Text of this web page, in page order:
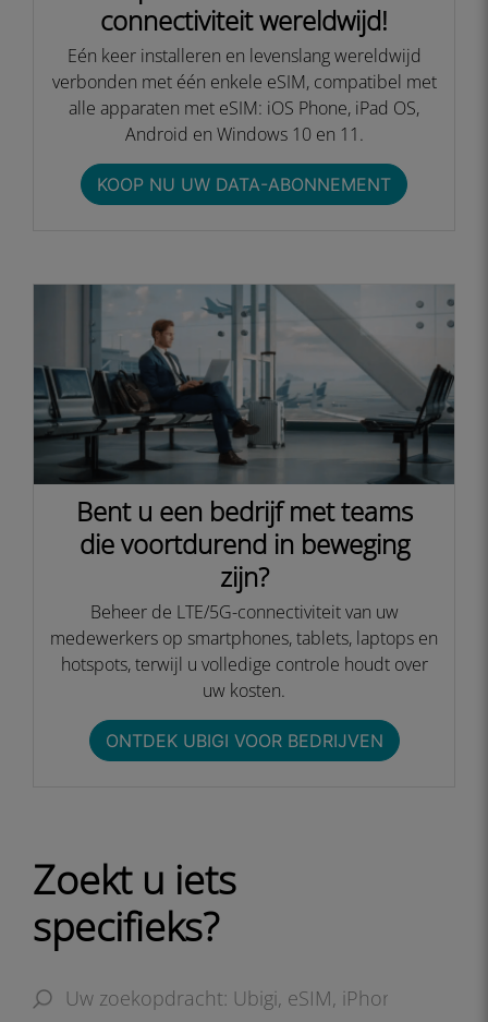
connectiviteit wereldwijd!
Eén keer installeren en levenslang wereldwijd
verbonden met één enkele eSIM, compatibel met
alle apparaten met eSIM: iOS Phone, iPad OS,
Android en Windows 10 en 11.
KOOP NU UW DATA-ABONNEMENT
Bent u een bedrijf met teams
die voortdurend in beweging
zijn?
Beheer de LTE/5G-connectiviteit van uw
medewerkers op smartphones, tablets, laptops en
hotspots, terwijl u volledige controle houdt over
uw kosten.​
ONTDEK UBIGI VOOR BEDRIJVEN​
Zoekt u iets
specifieks?